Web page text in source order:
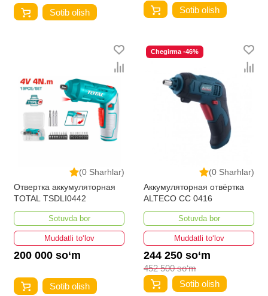
Sotib olish
Sotib olish
(0 Sharhlar)
Отвертка аккумуляторная
TOTAL TSDLI0442
Sotuvda bor
Muddatli to‘lov
200 000 so‘m
Sotib olish
(0 Sharhlar)
Chegirma -46%
Аккумуляторная отвёртка
ALTECO СС 0416
Sotuvda bor
Muddatli to‘lov
244 250 so‘m
452 500 so‘m
Sotib olish